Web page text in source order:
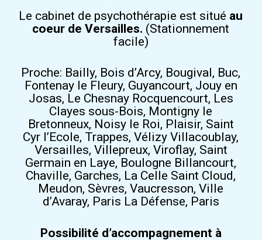
Le cabinet de psychothérapie est situé au
coeur de Versailles. (Stationnement
facile)
Proche: Bailly, Bois d’Arcy, Bougival, Buc,
Fontenay le Fleury, Guyancourt, Jouy en
Josas, Le Chesnay Rocquencourt, Les
Clayes sous-Bois, Montigny le
Bretonneux, Noisy le Roi, Plaisir, Saint
Cyr l’Ecole, Trappes, Vélizy Villacoublay,
Versailles, Villepreux, Viroflay, Saint
Germain en Laye, Boulogne Billancourt,
Chaville, Garches, La Celle Saint Cloud,
Meudon, Sèvres, Vaucresson, Ville
d’Avaray, Paris La Défense, Paris
Possibilité d’accompagnement à